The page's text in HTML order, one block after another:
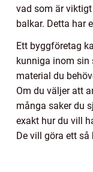
vad som är
balkar. Detta har
Ett byggföretag
kunniga inom sin
material du
Om du väljer att
många saker du
exakt hur du vill
De vill göra ett